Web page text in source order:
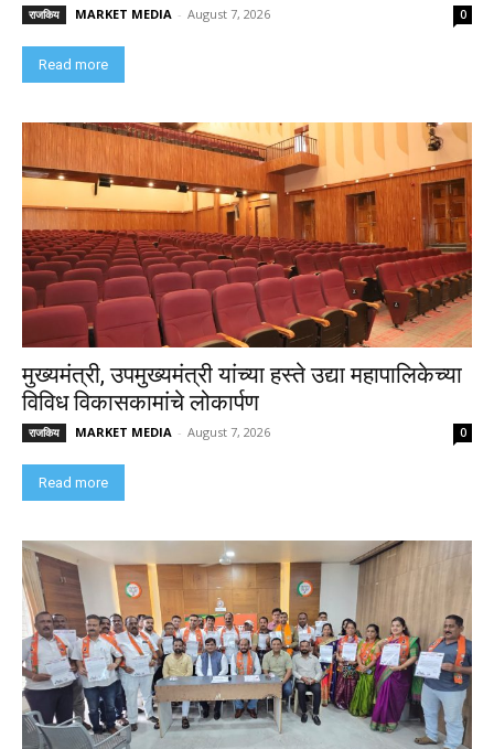
राजकिय MARKET MEDIA - August 7, 2026 0
Read more
मुख्यमंत्री, उपमुख्यमंत्री यांच्या हस्ते उद्या महापालिकेच्या
विविध विकासकामांचे लोकार्पण
राजकिय MARKET MEDIA - August 7, 2026 0
Read more